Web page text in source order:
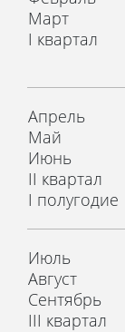
Март
I квартал
Апрель
Май
Июнь
II квартал
I полугодие
Июль
Август
Сентябрь
III квартал